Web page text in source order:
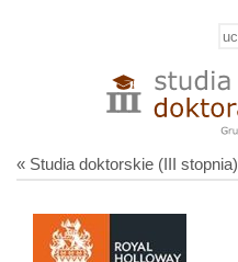
« Studia doktorskie (III stopnia)